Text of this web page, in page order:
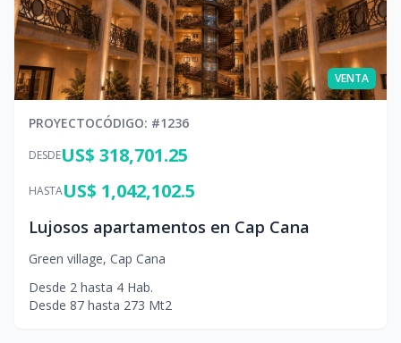
VENTA
PROYECTOCÓDIGO: #1236
DESDEUS$ 318,701.25
HASTAUS$ 1,042,102.5
Lujosos apartamentos en Cap Cana
Green village, Cap Cana
Desde 2 hasta 4 Hab.
Desde 87 hasta 273 Mt2